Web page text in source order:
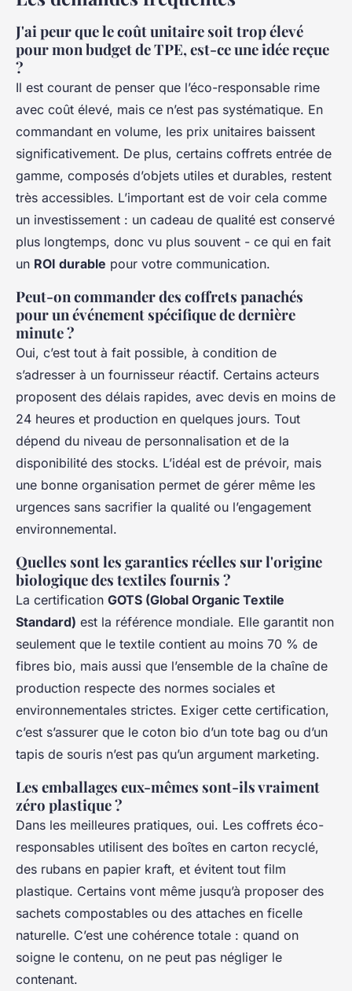
J'ai peur que le coût unitaire soit trop élevé
pour mon budget de TPE, est-ce une idée reçue
?
Il est courant de penser que l’éco-responsable rime
avec coût élevé, mais ce n’est pas systématique. En
commandant en volume, les prix unitaires baissent
significativement. De plus, certains coffrets entrée de
gamme, composés d’objets utiles et durables, restent
très accessibles. L’important est de voir cela comme
un investissement : un cadeau de qualité est conservé
plus longtemps, donc vu plus souvent - ce qui en fait
un ROI durable pour votre communication.
Peut-on commander des coffrets panachés
pour un événement spécifique de dernière
minute ?
Oui, c’est tout à fait possible, à condition de
s’adresser à un fournisseur réactif. Certains acteurs
proposent des délais rapides, avec devis en moins de
24 heures et production en quelques jours. Tout
dépend du niveau de personnalisation et de la
disponibilité des stocks. L’idéal est de prévoir, mais
une bonne organisation permet de gérer même les
urgences sans sacrifier la qualité ou l’engagement
environnemental.
Quelles sont les garanties réelles sur l'origine
biologique des textiles fournis ?
La certification GOTS (Global Organic Textile
Standard) est la référence mondiale. Elle garantit non
seulement que le textile contient au moins 70 % de
fibres bio, mais aussi que l’ensemble de la chaîne de
production respecte des normes sociales et
environnementales strictes. Exiger cette certification,
c’est s’assurer que le coton bio d’un tote bag ou d’un
tapis de souris n’est pas qu’un argument marketing.
Les emballages eux-mêmes sont-ils vraiment
zéro plastique ?
Dans les meilleures pratiques, oui. Les coffrets éco-
responsables utilisent des boîtes en carton recyclé,
des rubans en papier kraft, et évitent tout film
plastique. Certains vont même jusqu’à proposer des
sachets compostables ou des attaches en ficelle
naturelle. C’est une cohérence totale : quand on
soigne le contenu, on ne peut pas négliger le
contenant.